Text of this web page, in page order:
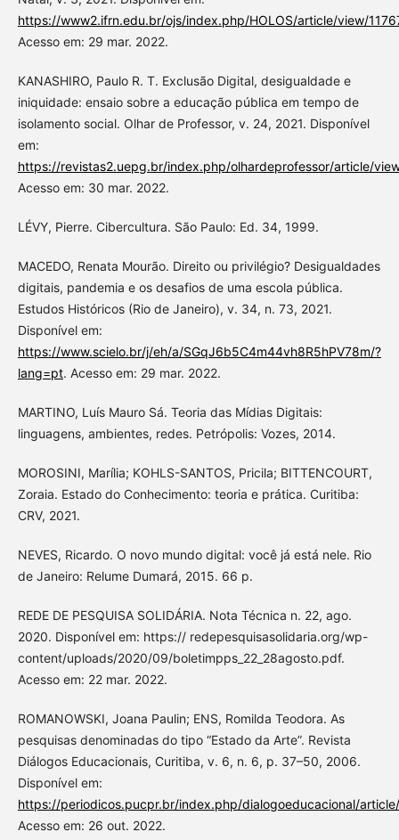
https://www2.ifrn.edu.br/ojs/index.php/HOLOS/article/view/
Acesso em: 29 mar. 2022.
KANASHIRO, Paulo R. T. Exclusão Digital, desigualdade e
iniquidade: ensaio sobre a educação pública em tempo de
isolamento social. Olhar de Professor, v. 24, 2021. Disponível
em:
https://revistas2.uepg.br/index.php/olhardeprofessor/article/
Acesso em: 30 mar. 2022.
LÉVY, Pierre. Cibercultura. São Paulo: Ed. 34, 1999.
MACEDO, Renata Mourão. Direito ou privilégio? Desigualdades
digitais, pandemia e os desafios de uma escola pública.
Estudos Históricos (Rio de Janeiro), v. 34, n. 73, 2021.
Disponível em:
https://www.scielo.br/j/eh/a/SGqJ6b5C4m44vh8R5hPV78m/?
lang=pt. Acesso em: 29 mar. 2022.
MARTINO, Luís Mauro Sá. Teoria das Mídias Digitais:
linguagens, ambientes, redes. Petrópolis: Vozes, 2014.
MOROSINI, Marília; KOHLS-SANTOS, Pricila; BITTENCOURT,
Zoraia. Estado do Conhecimento: teoria e prática. Curitiba:
CRV, 2021.
NEVES, Ricardo. O novo mundo digital: você já está nele. Rio
de Janeiro: Relume Dumará, 2015. 66 p.
REDE DE PESQUISA SOLIDÁRIA. Nota Técnica n. 22, ago.
2020. Disponível em: https:// redepesquisasolidaria.org/wp-
content/uploads/2020/09/boletimpps_22_28agosto.pdf.
Acesso em: 22 mar. 2022.
ROMANOWSKI, Joana Paulin; ENS, Romilda Teodora. As
pesquisas denominadas do tipo “Estado da Arte”. Revista
Diálogos Educacionais, Curitiba, v. 6, n. 6, p. 37–50, 2006.
Disponível em:
https://periodicos.pucpr.br/index.php/dialogoeducacional/
Acesso em: 26 out. 2022.